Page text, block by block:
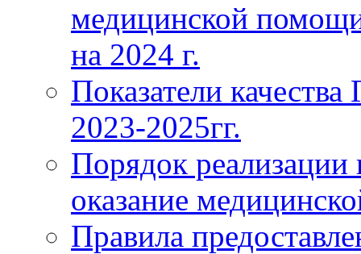
медицинской
на 2024 г.
Показатели
2023-2025гг.
Порядок реализации
оказание
Правила